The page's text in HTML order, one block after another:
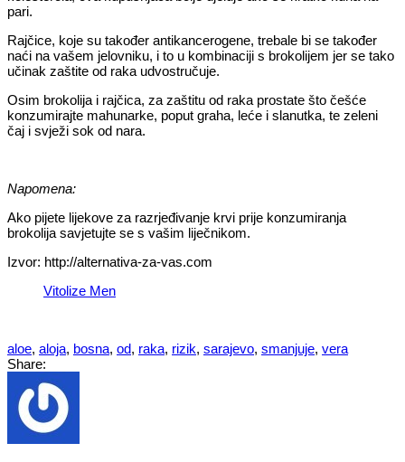
pari.
Rajčice, koje su također antikancerogene, trebale bi se također
naći na vašem jelovniku, i to u kombinaciji s brokolijem jer se tako
učinak zaštite od raka udvostručuje.
Osim brokolija i rajčica, za zaštitu od raka prostate što češće
konzumirajte mahunarke, poput graha, leće i slanutka, te zeleni
čaj i svježi sok od nara.
Napomena:
Ako pijete lijekove za razrjeđivanje krvi prije konzumiranja
brokolija savjetujte se s vašim liječnikom.
Izvor: http://alternativa-za-vas.com
Vitolize Men
aloe, aloja, bosna, od, raka, rizik, sarajevo, smanjuje, vera
Share: